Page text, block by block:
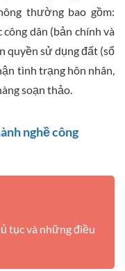
thường bao gồm:
dân (bản chính và
quyền sử dụng đất (sổ
tình trạng hôn nhân,
soạn thảo.
nghề công
tục và những điều